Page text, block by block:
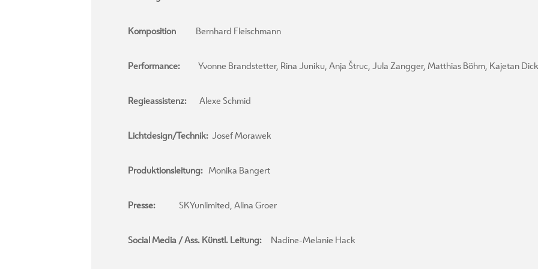
Komposition Bernhard Fleischmann
Performance: Yvonne Brandstetter, Rina Juniku, Anja Štruc, Jula Zangger, Matthias Böhm, Kajetan
Regieassistenz: Alexe Schmid
Lichtdesign/Technik: Josef Morawek
Produktionsleitung: Monika Bangert
Presse: SKYunlimited, Alina Groer
Social Media / Ass. Künstl. Leitung: Nadine-Melanie Hack